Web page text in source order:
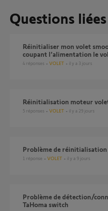
Questions liées
Réinitialiser mon volet smoove rs1000 Pourquoi en
coupant l’alimentation le
4 réponses VOLET il y a 3 jours
Réinitialisation moteur
5 réponses VOLET il y a 29 jours
Problème de
1 réponse VOLET il y a 9 jours
Problème de détection/connexion d'un volet Oximo io sur
TaHoma switch